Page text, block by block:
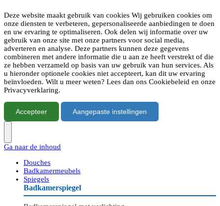
Deze website maakt gebruik van cookies Wij gebruiken cookies om
onze diensten te verbeteren, gepersonaliseerde aanbiedingen te doen
en uw ervaring te optimaliseren. Ook delen wij informatie over uw
gebruik van onze site met onze partners voor social media,
adverteren en analyse. Deze partners kunnen deze gegevens
combineren met andere informatie die u aan ze heeft verstrekt of die
ze hebben verzameld op basis van uw gebruik van hun services. Als
u hieronder optionele cookies niet accepteert, kan dit uw ervaring
beïnvloeden. Wilt u meer weten? Lees dan ons Cookiebeleid en onze
Privacyverklaring.
Accepteer Aangepaste instellingen
Ga naar de inhoud
Douches
Badkamermeubels
Spiegels
Badkamerspiegel